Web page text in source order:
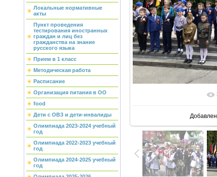
Локальные нормативные
акты
Пункт проведения
тестирования иностранных
граждан и лиц без
гражданства на знание
русского языка
Прием в 1 класс
Методическая работа
Расписание
Организация питания в ОО
food
Дети с ОВЗ и дети-инвалиды
Олимпиада 2023-2024 учебный
год
Олимпиада 2022-2023 учебный
год
Олимпиада 2024-2025 учебный
год
В